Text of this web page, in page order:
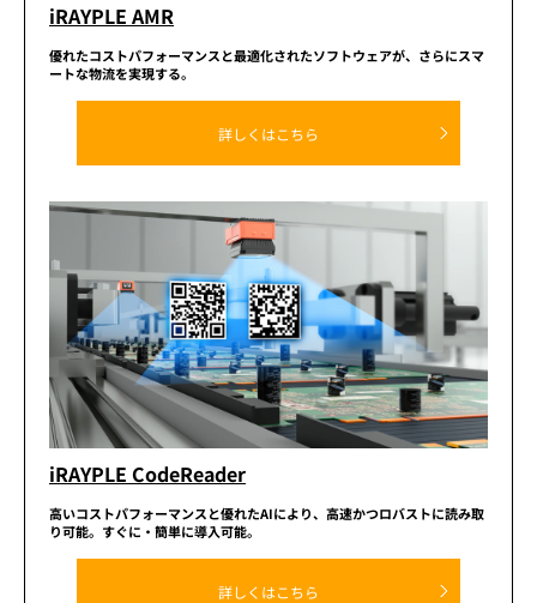
iRAYPLE AMR
優れたコストパフォーマンスと最適化されたソフトウェアが、 さらにスマ
ートな物流を実現する。
詳しくはこちら
iRAYPLE CodeReader
高いコストパフォーマンスと優れたAIにより、高速かつロバストに読み取
り可能。 すぐに・簡単に導入可能。
詳しくはこちら